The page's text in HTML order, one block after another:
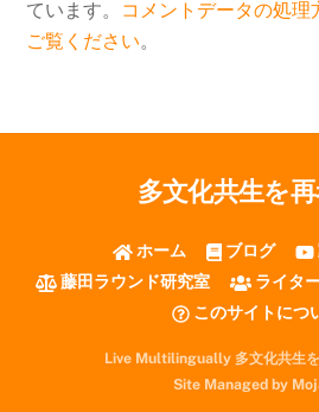
ています。 コメントデータの処
ご覧ください。
多文化共生を
ホーム ブログ
藤田ラウンド研究室
ライタ
このサイトにつ
Live Multilingually 多文化共生
Site Managed by